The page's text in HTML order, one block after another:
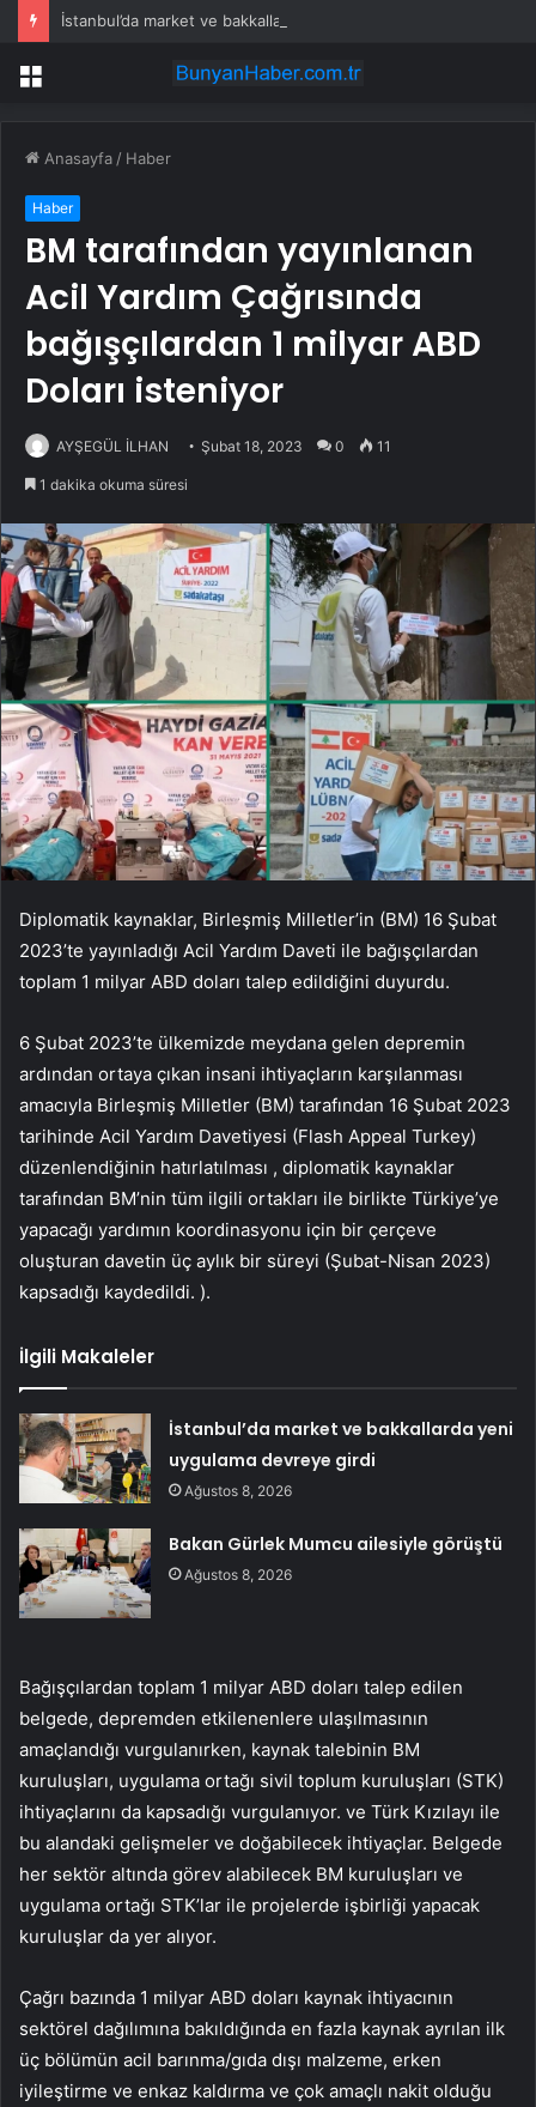
Menü
Anasayfa / Haber
Haber
BM tarafından yayınlanan
Acil Yardım Çağrısında
bağışçılardan 1 milyar ABD
Doları isteniyor
AYŞEGÜL İLHAN Şubat 18, 2023 0 11
1 dakika okuma süresi
Diplomatik kaynaklar, Birleşmiş Milletler’in (BM) 16 Şubat
2023’te yayınladığı Acil Yardım Daveti ile bağışçılardan
toplam 1 milyar ABD doları talep edildiğini duyurdu.
6 Şubat 2023’te ülkemizde meydana gelen depremin
ardından ortaya çıkan insani ihtiyaçların karşılanması
amacıyla Birleşmiş Milletler (BM) tarafından 16 Şubat 2023
tarihinde Acil Yardım Davetiyesi (Flash Appeal Turkey)
düzenlendiğinin hatırlatılması , diplomatik kaynaklar
tarafından BM’nin tüm ilgili ortakları ile birlikte Türkiye’ye
yapacağı yardımın koordinasyonu için bir çerçeve
oluşturan davetin üç aylık bir süreyi (Şubat-Nisan 2023)
kapsadığı kaydedildi. ).
İlgili Makaleler
İstanbul’da market ve bakkallarda yeni
uygulama devreye girdi
Ağustos 8, 2026
Bakan Gürlek Mumcu ailesiyle görüştü
Ağustos 8, 2026
Bağışçılardan toplam 1 milyar ABD doları talep edilen
belgede, depremden etkilenenlere ulaşılmasının
amaçlandığı vurgulanırken, kaynak talebinin BM
kuruluşları, uygulama ortağı sivil toplum kuruluşları (STK)
ihtiyaçlarını da kapsadığı vurgulanıyor. ve Türk Kızılayı ile
bu alandaki gelişmeler ve doğabilecek ihtiyaçlar. Belgede
her sektör altında görev alabilecek BM kuruluşları ve
uygulama ortağı STK’lar ile projelerde işbirliği yapacak
kuruluşlar da yer alıyor.
Çağrı bazında 1 milyar ABD doları kaynak ihtiyacının
sektörel dağılımına bakıldığında en fazla kaynak ayrılan ilk
üç bölümün acil barınma/gıda dışı malzeme, erken
iyileştirme ve enkaz kaldırma ve çok amaçlı nakit olduğu